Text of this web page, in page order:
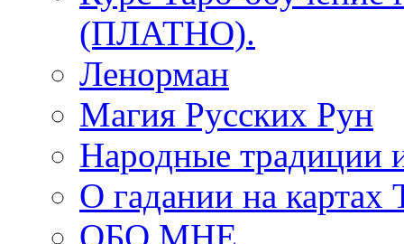
(ПЛАТНО).
Ленорман
Магия Русских Рун
Народные традиции
О гадании на картах
ОБО МНЕ